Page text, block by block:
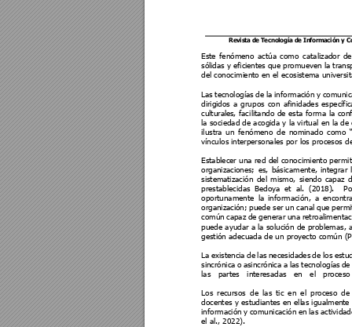
Revista de Tecnología de Información y
Este fenómeno actúa como catalizador
sólidas y eficientes que promueven la
del conocimiento en el ecosistema
Las tecnologías de la información y comun
dirigidos a grupos con afinidades
culturales, facilitando de esta forma la
la sociedad de acogida y la virtual en la de
ilustra un fenómeno de nominado como
vínculos interpersonales por los procesos
Establecer una red del conocimiento perm
organizaciones; es, básicamente, integrar l
sistematización del mismo, siendo capaz d
prestablecidas Bedoya et al. (2018). P
oportunamente
la información, a
organización; puede ser un canal que
común capaz de generar una
puede ayudar a la solución de problemas,
gestión adecuada de un proyecto común
La existencia de las necesidades de los
sincrónica o asincrónica a las tecnologías de
las
partes interesadas en el proceso
Los recursos de las tic en el proceso de
docentes y estudiantes en ellas igualmente
información y comunicación en las
el al., 2022).